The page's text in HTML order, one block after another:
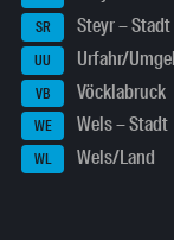
SR Steyr – Stadt
UU Urfahr/
VB Vöcklabruck
WE Wels – Stadt
WL Wels/Land